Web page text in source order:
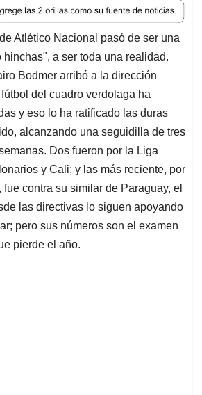
a
i
l
r
e
a
d
s
Atlético Nacional pasó de ser una
a ser toda una realidad.
Bodmer arribó a la dirección
del cuadro verdolaga ha
y eso lo ha ratificado las duras
alcanzando una seguidilla de tres
Dos fueron por la Liga
y Cali; y las más reciente, por
contra su similar de Paraguay, el
las directivas lo siguen apoyando
pero sus números son el examen
pierde el año.